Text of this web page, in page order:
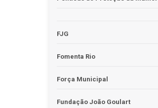
FJG
Fomenta Rio
Força Municipal
Fundação João Goulart